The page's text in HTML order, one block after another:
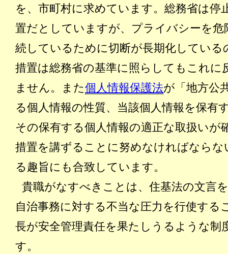
を、市町村に求めています。総務省は停
置だとしていますが、プライバシーを
続しているために切断が長期化している
措置は総務省の基準に照らしてもこれに
ません。また個人情報保護法が「地方公
る個人情報の性質、当該個人情報を保有
その保有する個人情報の適正な取扱いが
措置を講ずることに努めなければなら
る趣旨にも合致しています。
貴職がなすべきことは、住基法の文言
自治事務に対する不当な圧力を行使する
長が安全管理責任を果たしうるような制
す。